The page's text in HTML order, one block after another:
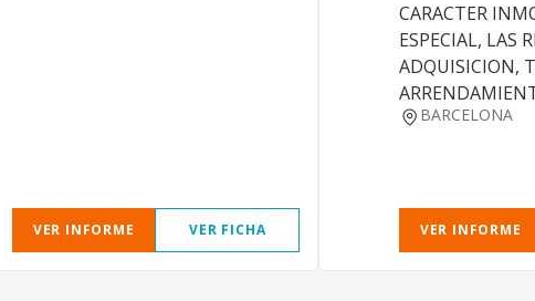
VER INFORME VER FICHA
CARACTER
ESPECIAL, LAS
ADQUISICION,
BARCELONA
VER INFORME